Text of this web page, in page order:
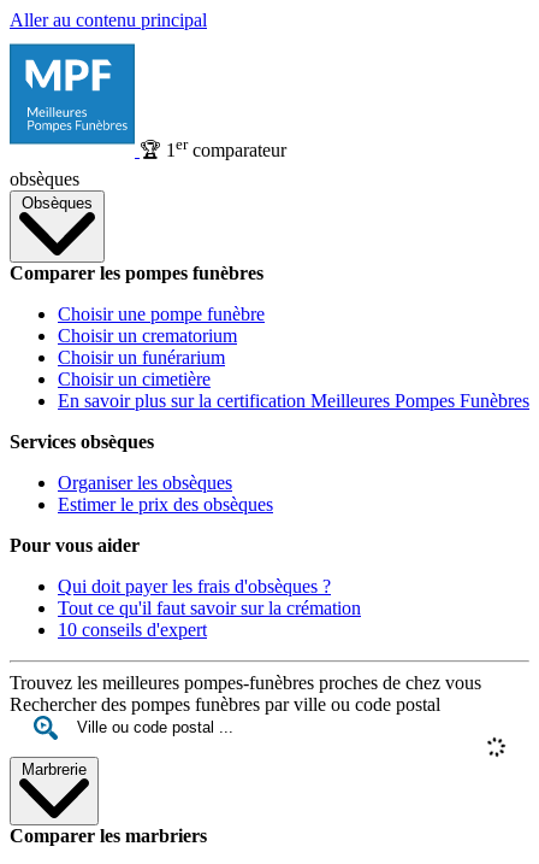
Aller au contenu principal
🏆 1 ercomparateur
obsèques
Obsèques
Comparer les pompes funèbres
Choisir une pompe funèbre
Choisir un crematorium
Choisir un funérarium
Choisir un cimetière
En savoir plus sur la certification Meilleures Pompes Funèbres
Services obsèques
Organiser les obsèques
Estimer le prix des obsèques
Pour vous aider
Qui doit payer les frais d'obsèques ?
Tout ce qu'il faut savoir sur la crémation
10 conseils d'expert
Trouvez les meilleures pompes-funèbres proches de chez vous
Rechercher des pompes funèbres par ville ou code postal
Marbrerie
Comparer les marbriers